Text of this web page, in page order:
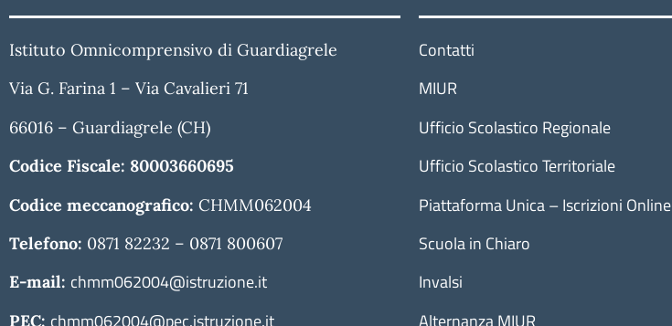
Istituto Omnicomprensivo di Guardiagrele
Via G. Farina 1 – Via Cavalieri 71
66016 – Guardiagrele (CH)
Codice Fiscale: 80003660695
Codice meccanografico: CHMM062004
Telefono: 0871 82232 – 0871 800607
E-mail: chmm062004@istruzione.it
PEC: chmm062004@pec.istruzione.it
Contatti
MIUR
Ufficio Scolastico Regionale
Ufficio Scolastico Territoriale
Piattaforma Unica – Iscrizioni Online
Scuola in Chiaro
Invalsi
Alternanza MIUR